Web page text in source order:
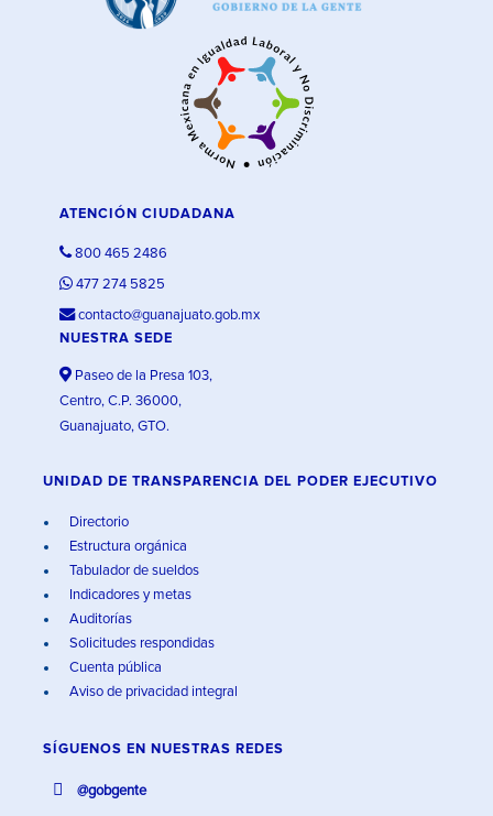
ATENCIÓN CIUDADANA
800 465 2486
477 274 5825
contacto@guanajuato.gob.mx
NUESTRA SEDE
Paseo de la Presa 103,
Centro, C.P. 36000,
Guanajuato, GTO.
UNIDAD DE TRANSPARENCIA DEL PODER EJECUTIVO
Directorio
Estructura orgánica
Tabulador de sueldos
Indicadores y metas
Auditorías
Solicitudes respondidas
Cuenta pública
Aviso de privacidad integral
SÍGUENOS EN NUESTRAS REDES
@gobgente